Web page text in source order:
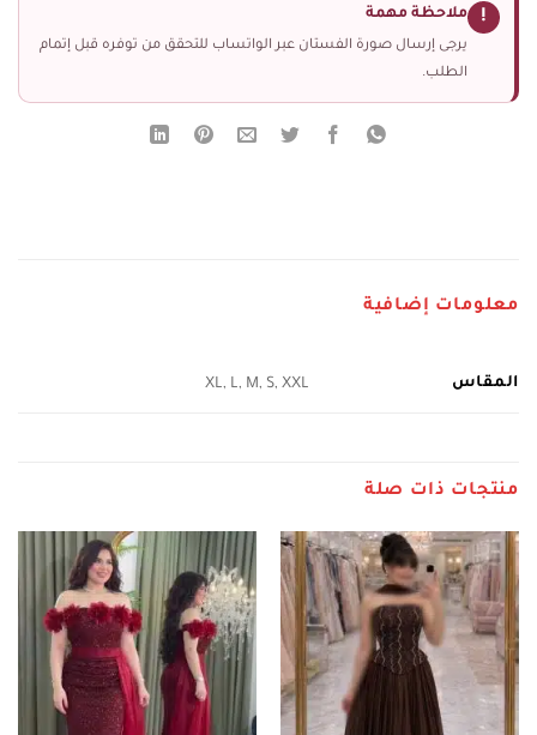
! ملاحظة مهمة
يرجى إرسال صورة الفستان عبر الواتساب للتحقق من توفره قبل إتمام
الطلب.
معلومات إضافية
المقاس XL, L, M, S, XXL
منتجات ذات صلة